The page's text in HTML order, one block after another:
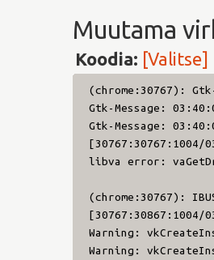
Muutama
Koodia: [Valitse]
(chrome:30767):
Gtk-Message:
Gtk-Message:
libva error:
(chrome:30767):
[30767:30867:1004/
Warning:
Warning: